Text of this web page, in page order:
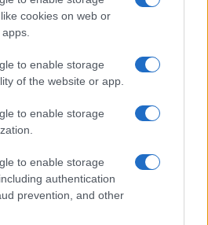
cookies on web or
to enable storage
of the website or app.
to enable storage
to enable storage
authentication
prevention, and other
W
h
at
s
A
S
h
re
articolo